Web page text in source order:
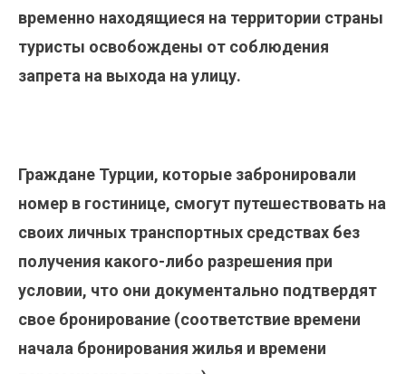
временно находящиеся на территории страны
туристы освобождены от соблюдения
запрета на выхода на улицу.
Граждане Турции, которые забронировали
номер в гостинице, смогут путешествовать на
своих личных транспортных средствах без
получения какого-либо разрешения при
условии, что они документально подтвердят
свое бронирование (соответствие времени
начала бронирования жилья и времени